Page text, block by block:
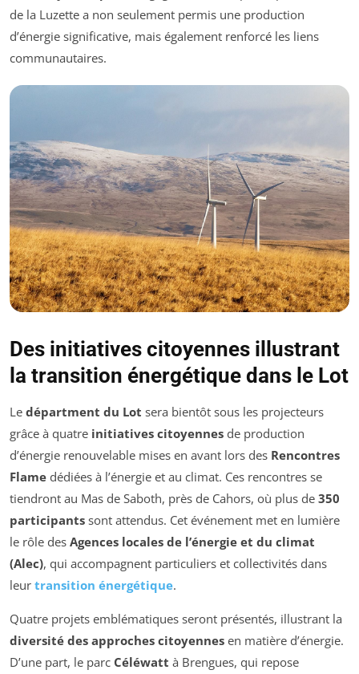
de la Luzette a non seulement permis une production
d’énergie significative, mais également renforcé les liens
communautaires.
Des initiatives citoyennes illustrant
la transition énergétique dans le Lot
Le départment du Lot sera bientôt sous les projecteurs
grâce à quatre initiatives citoyennes de production
d’énergie renouvelable mises en avant lors des Rencontres
Flame dédiées à l’énergie et au climat. Ces rencontres se
tiendront au Mas de Saboth, près de Cahors, où plus de 350
participants sont attendus. Cet événement met en lumière
le rôle des Agences locales de l’énergie et du climat
(Alec), qui accompagnent particuliers et collectivités dans
leur transition énergétique.
Quatre projets emblématiques seront présentés, illustrant la
diversité des approches citoyennes en matière d’énergie.
D’une part, le parc Céléwatt à Brengues, qui repose